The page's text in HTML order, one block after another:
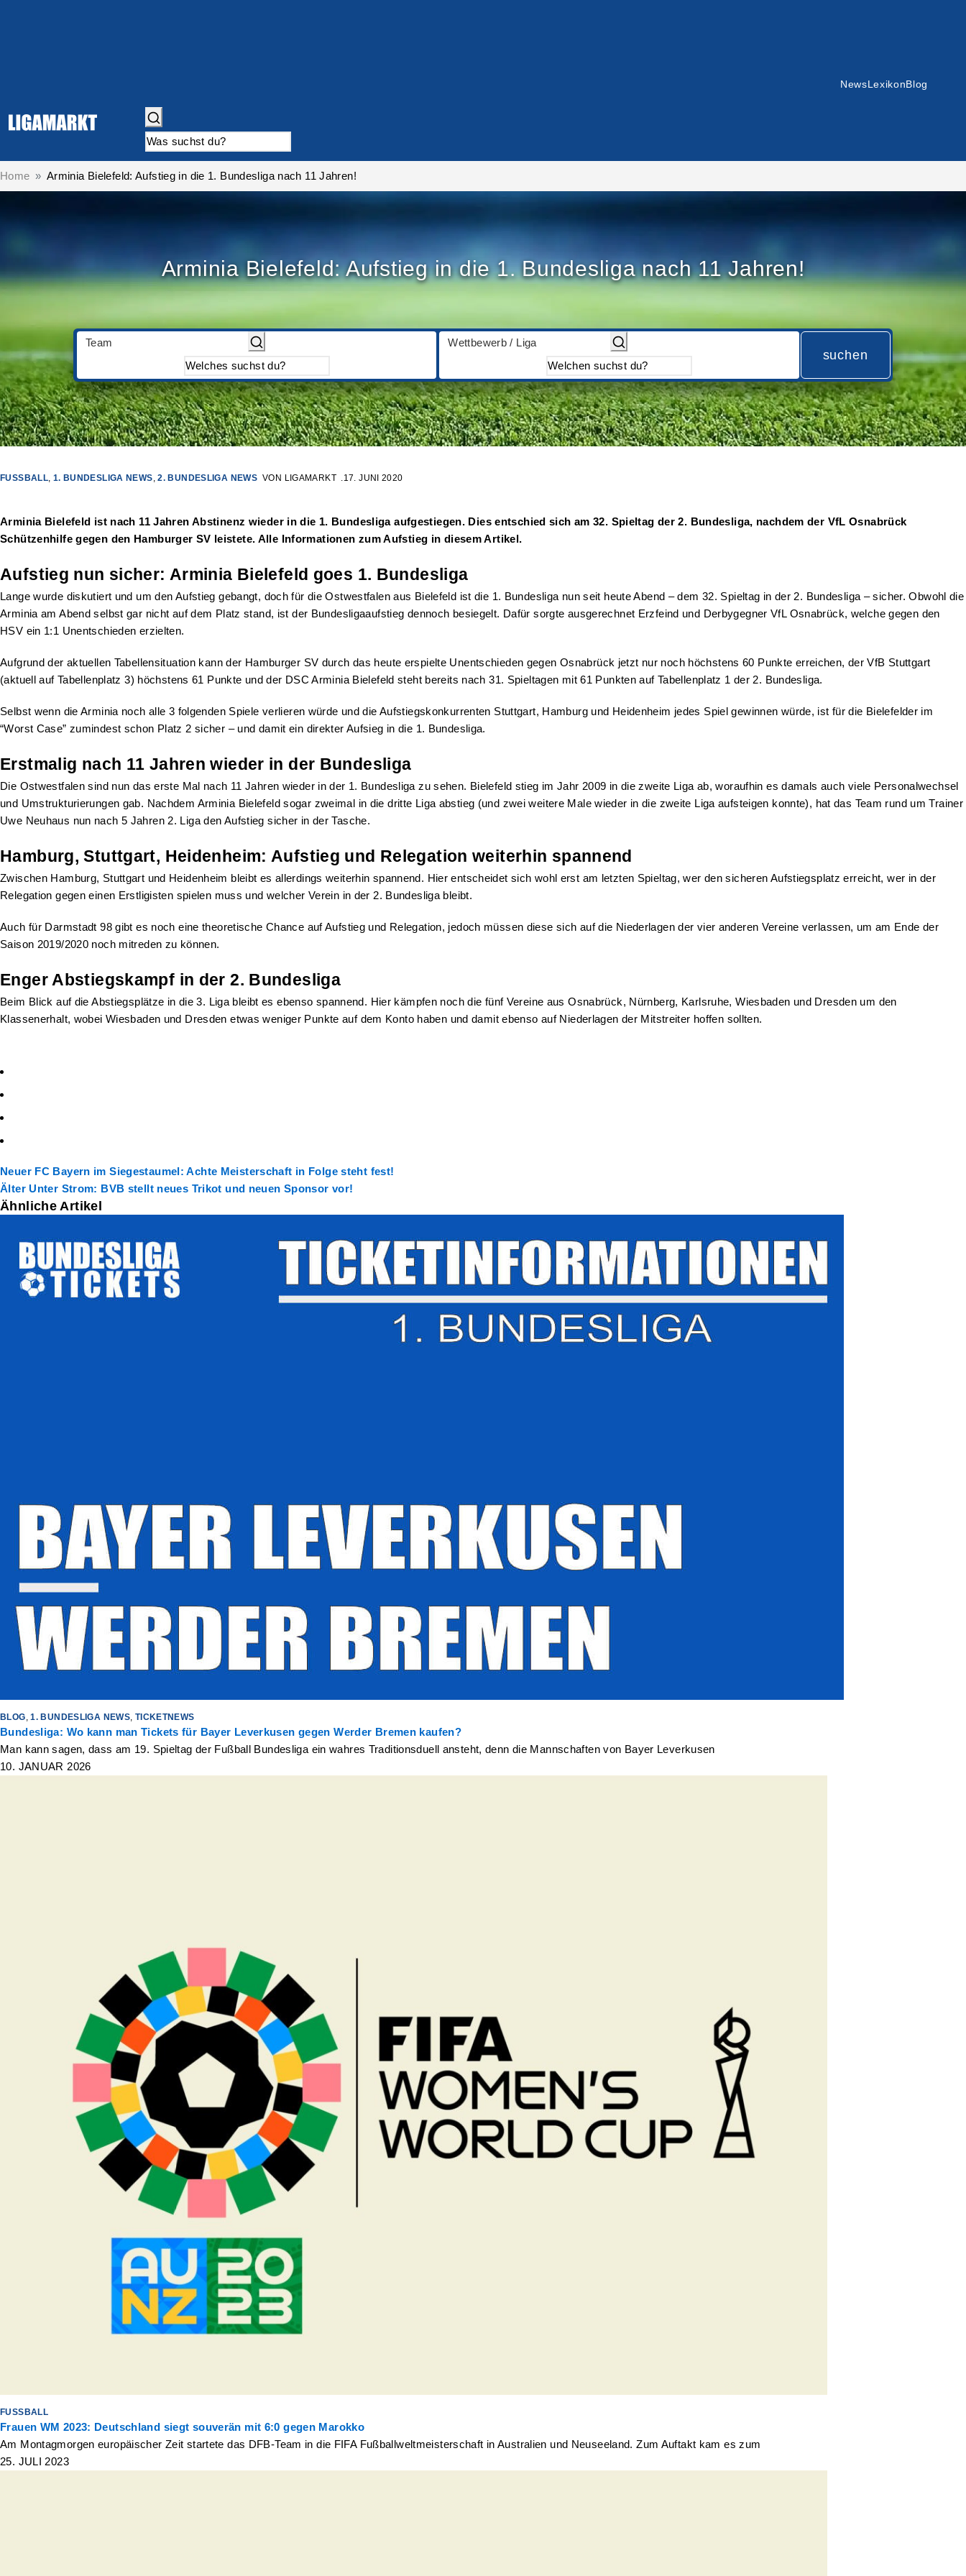
News Lexikon Blog
Home Arminia Bielefeld: Aufstieg in die 1. Bundesliga nach 11 Jahren!
Arminia Bielefeld: Aufstieg in die 1. Bundesliga nach 11 Jahren!
Team Wettbewerb / Liga
suchen
FUSSBALL , 1. BUNDESLIGA NEWS,2. BUNDESLIGA NEWS VON LIGAMARKT 17. JUNI 2020
Arminia Bielefeld ist nach 11 Jahren Abstinenz wieder in die 1. Bundesliga aufgestiegen. Dies entschied sich am 32. Spieltag der 2. Bundesliga, nachdem der VfL Osnabrück
Schützenhilfe gegen den Hamburger SV leistete. Alle Informationen zum Aufstieg in diesem Artikel.
Aufstieg nun sicher: Arminia Bielefeld goes 1. Bundesliga
Lange wurde diskutiert und um den Aufstieg gebangt, doch für die Ostwestfalen aus Bielefeld ist die 1. Bundesliga nun seit heute Abend – dem 32. Spieltag in der 2. Bundesliga – sicher. Obwohl die
Arminia am Abend selbst gar nicht auf dem Platz stand, ist der Bundesligaaufstieg dennoch besiegelt. Dafür sorgte ausgerechnet Erzfeind und Derbygegner VfL Osnabrück, welche gegen den
HSV ein 1:1 Unentschieden erzielten.
Aufgrund der aktuellen Tabellensituation kann der Hamburger SV durch das heute erspielte Unentschieden gegen Osnabrück jetzt nur noch höchstens 60 Punkte erreichen, der VfB Stuttgart
(aktuell auf Tabellenplatz 3) höchstens 61 Punkte und der DSC Arminia Bielefeld steht bereits nach 31. Spieltagen mit 61 Punkten auf Tabellenplatz 1 der 2. Bundesliga.
Selbst wenn die Arminia noch alle 3 folgenden Spiele verlieren würde und die Aufstiegskonkurrenten Stuttgart, Hamburg und Heidenheim jedes Spiel gewinnen würde, ist für die Bielefelder im
“Worst Case” zumindest schon Platz 2 sicher – und damit ein direkter Aufsieg in die 1. Bundesliga.
Erstmalig nach 11 Jahren wieder in der Bundesliga
Die Ostwestfalen sind nun das erste Mal nach 11 Jahren wieder in der 1. Bundesliga zu sehen. Bielefeld stieg im Jahr 2009 in die zweite Liga ab, woraufhin es damals auch viele Personalwechsel
und Umstrukturierungen gab. Nachdem Arminia Bielefeld sogar zweimal in die dritte Liga abstieg (und zwei weitere Male wieder in die zweite Liga aufsteigen konnte), hat das Team rund um Trainer
Uwe Neuhaus nun nach 5 Jahren 2. Liga den Aufstieg sicher in der Tasche.
Hamburg, Stuttgart, Heidenheim: Aufstieg und Relegation weiterhin spannend
Zwischen Hamburg, Stuttgart und Heidenheim bleibt es allerdings weiterhin spannend. Hier entscheidet sich wohl erst am letzten Spieltag, wer den sicheren Aufstiegsplatz erreicht, wer in der
Relegation gegen einen Erstligisten spielen muss und welcher Verein in der 2. Bundesliga bleibt.
Auch für Darmstadt 98 gibt es noch eine theoretische Chance auf Aufstieg und Relegation, jedoch müssen diese sich auf die Niederlagen der vier anderen Vereine verlassen, um am Ende der
Saison 2019/2020 noch mitreden zu können.
Enger Abstiegskampf in der 2. Bundesliga
Beim Blick auf die Abstiegsplätze in die 3. Liga bleibt es ebenso spannend. Hier kämpfen noch die fünf Vereine aus Osnabrück, Nürnberg, Karlsruhe, Wiesbaden und Dresden um den
Klassenerhalt, wobei Wiesbaden und Dresden etwas weniger Punkte auf dem Konto haben und damit ebenso auf Niederlagen der Mitstreiter hoffen sollten.
Neuer FC Bayern im Siegestaumel: Achte Meisterschaft in Folge steht fest!
Älter Unter Strom: BVB stellt neues Trikot und neuen Sponsor vor!
Ähnliche Artikel
BLOG,1. BUNDESLIGA NEWS, TICKETNEWS
Bundesliga: Wo kann man Tickets für Bayer Leverkusen gegen Werder Bremen kaufen?
Man kann sagen, dass am 19. Spieltag der Fußball Bundesliga ein wahres Traditionsduell ansteht, denn die Mannschaften von Bayer Leverkusen
10. JANUAR 2026
FUSSBALL
Frauen WM 2023: Deutschland siegt souverän mit 6:0 gegen Marokko
Am Montagmorgen europäischer Zeit startete das DFB-Team in die FIFA Fußballweltmeisterschaft in Australien und Neuseeland. Zum Auftakt kam es zum
25. JULI 2023